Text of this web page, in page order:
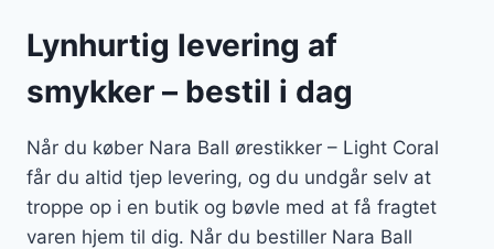
Lynhurtig levering af
smykker – bestil i dag
Når du køber Nara Ball ørestikker – Light Coral
får du altid tjep levering, og du undgår selv at
troppe op i en butik og bøvle med at få fragtet
varen hjem til dig. Når du bestiller Nara Ball